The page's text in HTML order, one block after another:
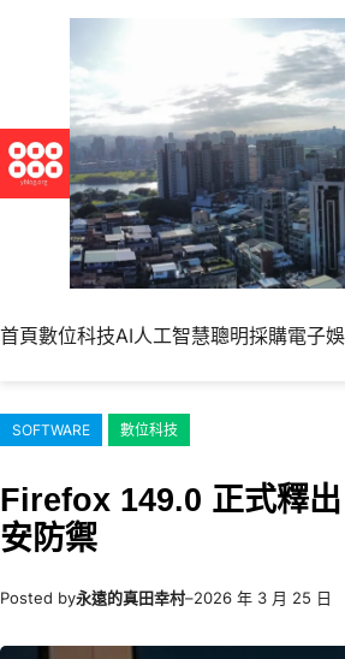
內
容
首頁數位科技AI人工智慧聰明採購電子
SOFTWARE 數位科技
Firefox 149.0 正式釋
安防禦
Posted by永遠的真田幸村–2026 年 3 月 25 日